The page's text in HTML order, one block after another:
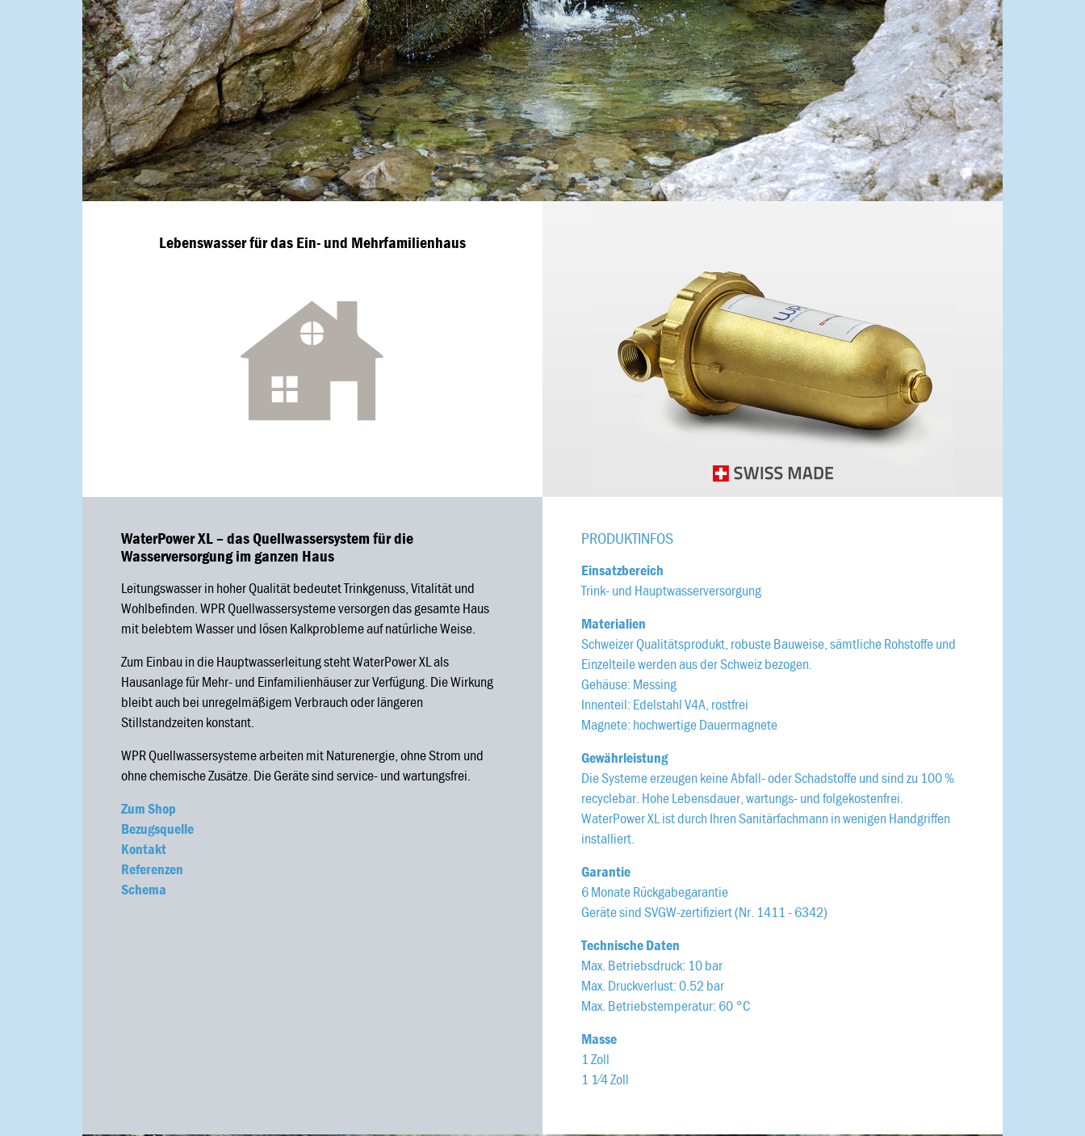
Lebenswasser für das Ein- und Mehrfamilienhaus
WaterPower XL – das Quellwassersystem für die
Wasserversorgung im ganzen Haus
Leitungswasser in hoher Qualität bedeutet Trinkgenuss, Vitalität und
Wohlbefinden. WPR Quellwassersysteme versorgen das gesamte Haus
mit belebtem Wasser und lösen Kalkprobleme auf natürliche Weise.
Zum Einbau in die Hauptwasserleitung steht WaterPower XL als
Hausanlage für Mehr- und Einfamilienhäuser zur Verfügung. Die Wirkung
bleibt auch bei unregelmäßigem Verbrauch oder längeren
Stillstandzeiten konstant.
WPR Quellwassersysteme arbeiten mit Naturenergie, ohne Strom und
ohne chemische Zusätze. Die Geräte sind service- und wartungsfrei.
Zum Shop
Bezugsquelle
Kontakt
Referenzen
Schema
PRODUKTINFOS
Einsatzbereich
Trink- und Hauptwasserversorgung
Materialien
Schweizer Qualitätsprodukt, robuste Bauweise, sämtliche Rohstoffe und
Einzelteile werden aus der Schweiz bezogen.
Gehäuse: Messing
Innenteil: Edelstahl V4A, rostfrei
Magnete: hochwertige Dauermagnete
Gewährleistung
Die Systeme erzeugen keine Abfall- oder Schadstoffe und sind zu 100 %
recyclebar. Hohe Lebensdauer, wartungs- und folgekostenfrei.
WaterPower XL ist durch Ihren Sanitärfachmann in wenigen Handgriffen
installiert.
Garantie
6 Monate Rückgabegarantie
Geräte sind SVGW-zertifiziert (Nr. 1411 - 6342)
Technische Daten
Max. Betriebsdruck: 10 bar
Max. Druckverlust: 0.52 bar
Max. Betriebstemperatur: 60 °C
Masse
1 Zoll
1 1⁄4 Zoll